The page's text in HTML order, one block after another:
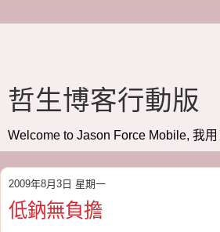
哲生博客行動版
Welcome to Jason Force Mobile, 我
2009年8月3日 星期一
低鈉無負擔